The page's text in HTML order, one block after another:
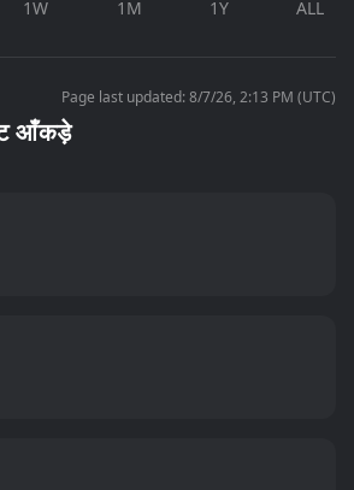
1W 1M 1Y ALL
Page last updated: 8/7/26, 2:13 PM (UTC)
आँकड़े